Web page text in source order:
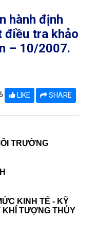
hành định
điều tra khảo
– 10/2007.
LIKE SHARE
TRƯỜNG
KINH TẾ - KỸ
TƯỢNG THỦY